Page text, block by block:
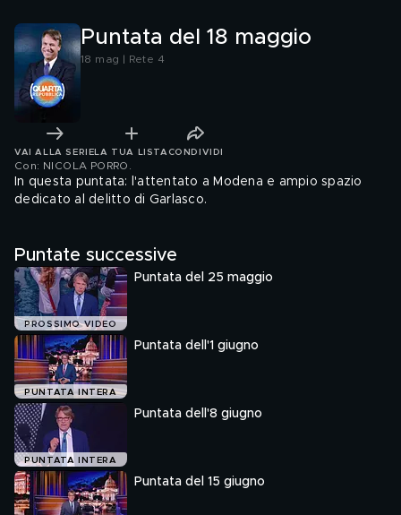
Puntata del 18 maggio
18 mag | Rete 4
VAI ALLA SERIE LA TUA LISTA CONDIVIDI
Con: NICOLA PORRO
In questa puntata: l'attentato a Modena e ampio spazio
dedicato al delitto di Garlasco.
Puntate successive
PROSSIMO VIDEO
Puntata del 25 maggio
PUNTATA INTERA
Puntata dell'1 giugno
PUNTATA INTERA
Puntata dell'8 giugno
Puntata del 15 giugno